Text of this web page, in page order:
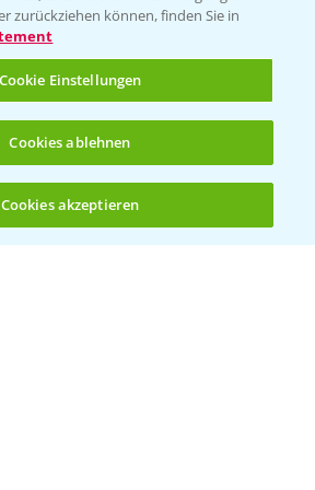
1:41
im Weizen
(noch 4)
zurückziehen können, finden Sie in
Cookie Einstellungen
Cookies ablehnen
Cookies akzeptieren